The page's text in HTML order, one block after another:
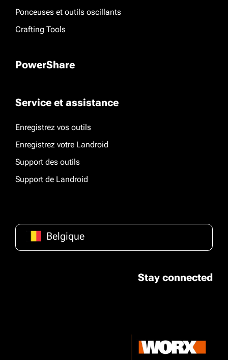
Ponceuses et outils oscillants
Crafting Tools
PowerShare
Service et assistance
Enregistrez vos outils
Enregistrez votre Landroid
Support des outils
Support de Landroid
Belgique
Stay connected